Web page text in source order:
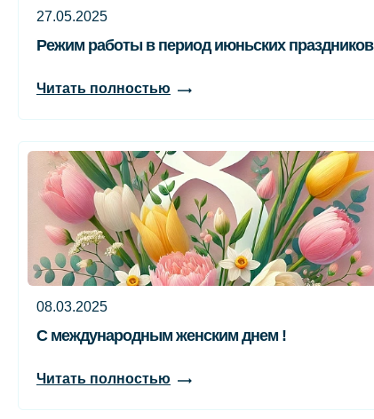
27.05.2025
Режим работы в период июньских праздников
Читать полностью
08.03.2025
С международным женским днем !
Читать полностью